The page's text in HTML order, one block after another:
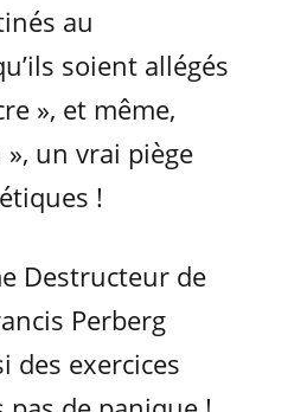
au
soient allégés
», et même,
un vrai piège
!
Destructeur de
Perberg
des exercices